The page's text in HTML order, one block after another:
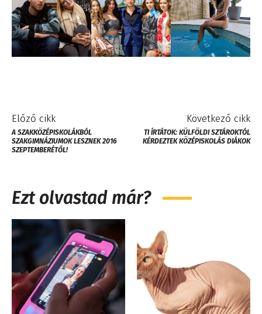
Előző cikk
A SZAKKÖZÉPISKOLÁKBÓL
SZAKGIMNÁZIUMOK LESZNEK 2016
SZEPTEMBERÉTŐL!
Következő cikk
TI ÍRTÁTOK: KÜLFÖLDI SZTÁROKTÓL
KÉRDEZTEK KÖZÉPISKOLÁS DIÁKOK
Ezt olvastad már?